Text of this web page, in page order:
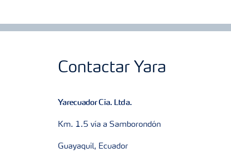
Contactar Yara
Yarecuador Cia. Ltda.
Km. 1.5 vía a Samborondón
Guayaquil, Ecuador